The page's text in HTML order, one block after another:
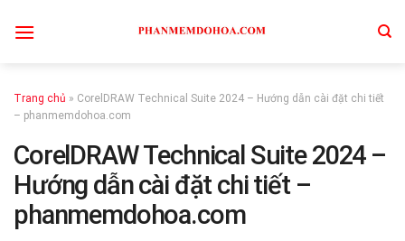
Trang chủ » CorelDRAW Technical Suite 2024 – Hướng dẫn cài đặt chi tiết
– phanmemdohoa.com
CorelDRAW Technical Suite 2024 –
Hướng dẫn cài đặt chi tiết –
phanmemdohoa.com